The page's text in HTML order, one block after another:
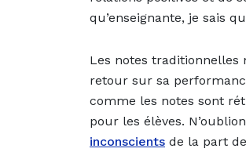
qu’enseignante, je sais
Les notes traditionnelles
retour sur sa
comme les notes sont
pour les élèves.
inconscients de la part